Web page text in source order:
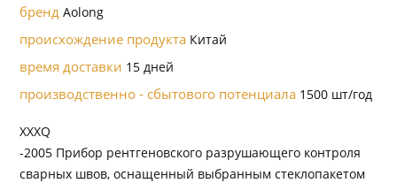
брендAolong
происхождение продукта Китай
время доставки 15 дней
производственно - сбытового потенциала 1500 шт/год
XXXQ
-2005 Прибор рентгеновского разрушающего контроля
сварных швов, оснащенный выбранным стеклопакетом